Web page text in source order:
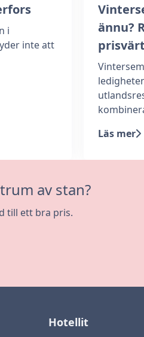
i
inte att
ännu?
Läs mer
av stan?
till ett bra pris.
Hotellit